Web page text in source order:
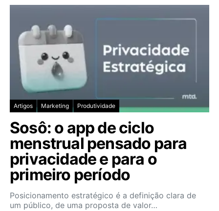
Artigos Marketing Produtividade
Sosô: o app de ciclo
menstrual pensado para
privacidade e para o
primeiro período
Posicionamento estratégico é a definição clara de
um público, de uma proposta de valor…